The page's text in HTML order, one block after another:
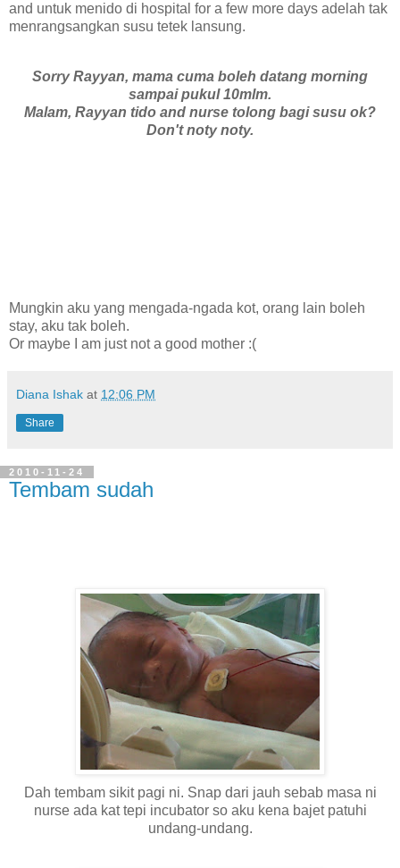
and untuk menido di hospital for a few more days adelah tak
menrangsangkan susu tetek lansung.
Sorry Rayyan, mama cuma boleh datang morning
sampai pukul 10mlm.
Malam, Rayyan tido and nurse tolong bagi susu ok?
Don't noty noty.
Mungkin aku yang mengada-ngada kot, orang lain boleh
stay, aku tak boleh.
Or maybe I am just not a good mother :(
Diana Ishak at 12:06 PM
Share
2010-11-24
Tembam sudah
Dah tembam sikit pagi ni. Snap dari jauh sebab masa ni
nurse ada kat tepi incubator so aku kena bajet patuhi
undang-undang.